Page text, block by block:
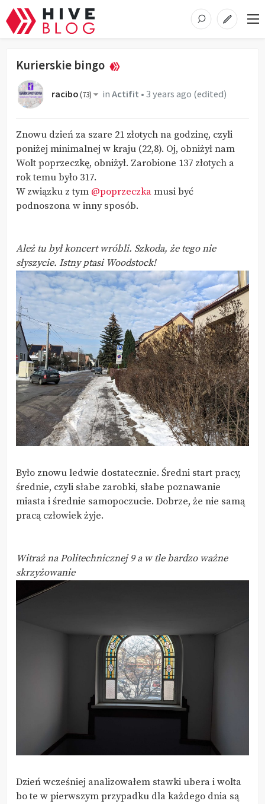
Kurierskie bingo
racibo(73) inActifit •3 years ago (edited)
Znowu dzień za szare 21 złotych na godzinę, czyli
poniżej minimalnej w kraju (22,8). Oj, obniżył nam
Wolt poprzeczkę, obniżył. Zarobione 137 złotych a
rok temu było 317.
W związku z tym @poprzeczkamusi być
podnoszona w inny sposób.
Ależ tu był koncert wróbli. Szkoda, że tego nie
słyszycie. Istny ptasi Woodstock!
Było znowu ledwie dostatecznie. Średni start pracy,
średnie, czyli słabe zarobki, słabe poznawanie
miasta i średnie samopoczucie. Dobrze, że nie samą
pracą człowiek żyje.
Witraż na Politechnicznej 9 a w tle bardzo ważne
skrzyżowanie
Dzień wcześniej analizowałem stawki ubera i wolta
bo te w pierwszym przypadku dla każdego dnia są